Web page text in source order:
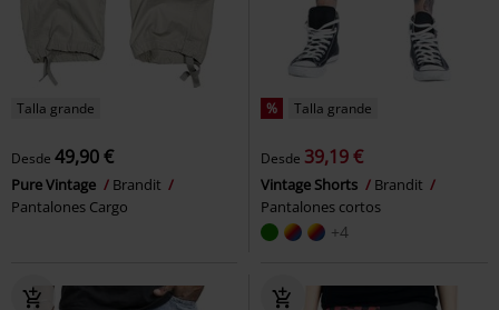
Talla grande
Desde 49,90 €
Pure Vintage
Brandit
Pantalones Cargo
% Talla grande
Desde 39,19 €
Vintage Shorts
Brandit
Pantalones cortos
+4